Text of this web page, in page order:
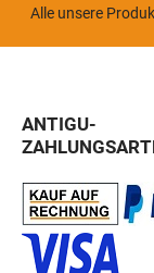
Alle unsere
ANTIGU-